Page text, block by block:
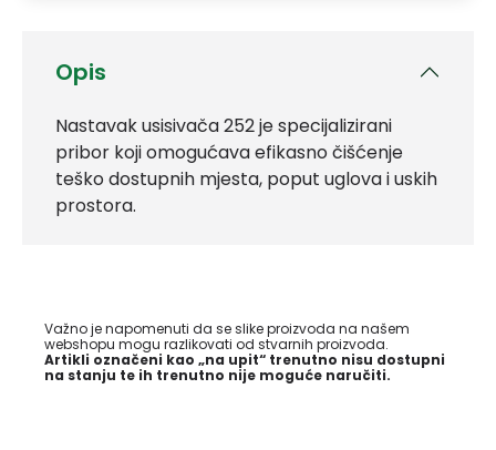
Opis
Nastavak usisivača 252 je specijalizirani
pribor koji omogućava efikasno čišćenje
teško dostupnih mjesta, poput uglova i uskih
prostora.
Važno je napomenuti da se slike proizvoda na našem
webshopu mogu razlikovati od stvarnih proizvoda.
Artikli označeni kao „na upit“ trenutno nisu dostupni
na stanju te ih trenutno nije moguće naručiti.